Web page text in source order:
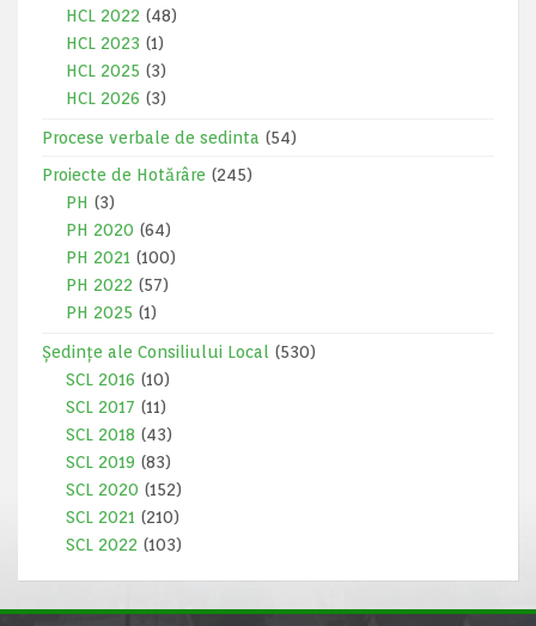
HCL 2022 (48)
HCL 2023 (1)
HCL 2025 (3)
HCL 2026 (3)
Procese verbale de sedinta (54)
Proiecte de Hotărâre (245)
PH (3)
PH 2020 (64)
PH 2021 (100)
PH 2022 (57)
PH 2025 (1)
Ședințe ale Consiliului Local
(530)
SCL 2016 (10)
SCL 2017 (11)
SCL 2018 (43)
SCL 2019 (83)
SCL 2020 (152)
SCL 2021 (210)
SCL 2022 (103)